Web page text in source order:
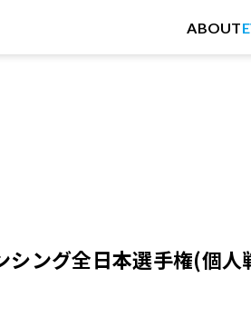
ABOUT
ング全日本選手権(個人